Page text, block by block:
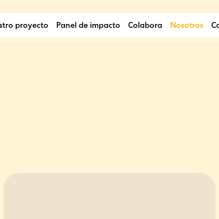
proyecto Panel de impacto Colabora Nosotros